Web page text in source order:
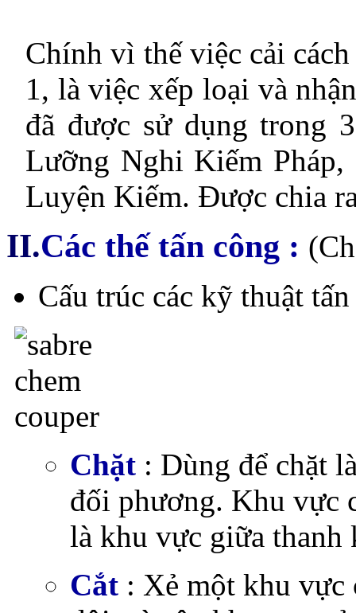
Chính vì thế việc cải
1, là việc xếp loại và
đã được sử dụng trong
Lưỡng Nghi Kiếm Pháp,
Luyện Kiếm. Được chia
II.Các thế tấn công :
Cấu trúc các kỹ thuật
Chặt : Dùng để chặt
đối phương. Khu vực
là khu vực giữa thanh
Cắt : Xẻ một khu vực